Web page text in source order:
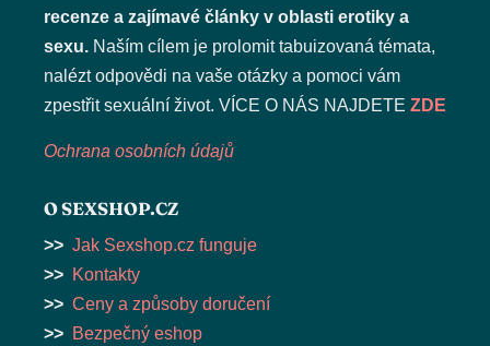
recenze a zajímavé články v oblasti erotiky a
sexu. Naším cílem je prolomit tabuizovaná témata,
nalézt odpovědi na vaše otázky a pomoci vám
zpestřit sexuální život. VÍCE O NÁS NAJDETE ZDE
Ochrana osobních údajů
O SEXSHOP.CZ
>> Jak Sexshop.cz funguje
>> Kontakty
>> Ceny a způsoby doručení
>> Bezpečný eshop